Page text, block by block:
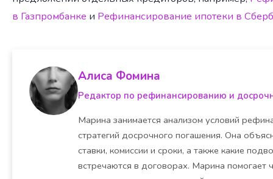
в Газпромбанке и Рефинансирование ипотеки в
Алиса Фомина
Редактор по рефинансированию и
Марина занимается анализом условий
стратегий досрочного погашения. Она
ставки, комиссии и сроки, а также какие
встречаются в договорах. Марина помогает